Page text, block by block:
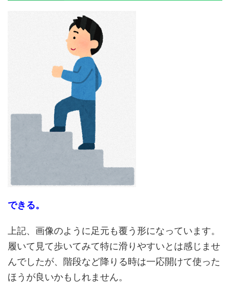
できる。
上記、画像のように足元も覆う形になっています。
履いて見て歩いてみて特に滑りやすいとは感じませ
んでしたが、階段など降りる時は一応開けて使った
ほうが良いかもしれません。